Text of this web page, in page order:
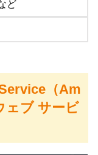
ど
（Am
ェブ サービ